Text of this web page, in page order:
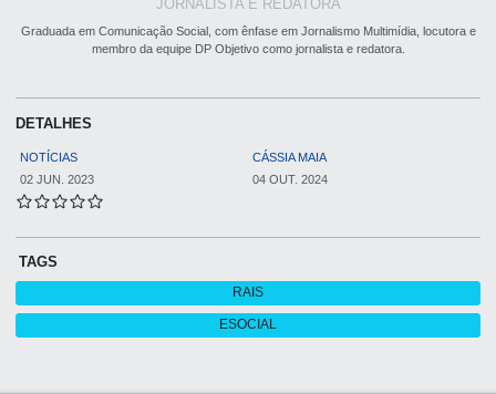
JORNALISTA E REDATORA
Graduada em Comunicação Social, com ênfase em Jornalismo Multimídia, locutora e
membro da equipe DP Objetivo como jornalista e redatora.
DETALHES
NOTÍCIAS
CÁSSIA MAIA
02 JUN. 2023
04 OUT. 2024
TAGS
RAIS
ESOCIAL